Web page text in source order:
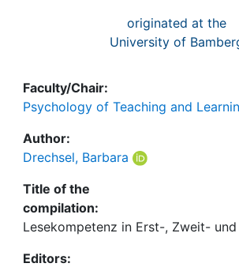
originated at the
University of
Faculty/Chair:
Psychology of Teaching and
Author:
Drechsel, Barbara
Title of the
compilation:
Lesekompetenz in Erst-, Zweit-
Editors: